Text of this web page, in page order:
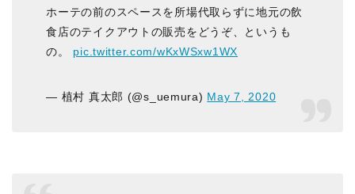
ホーテの前のスペースを所場代取らずに地元の飲
食店のテイクアウトの販売をどうぞ、というも
の。 pic.twitter.com/wKxWSxw1WX
— 植村 真太郎 (@s_uemura) May 7, 2020